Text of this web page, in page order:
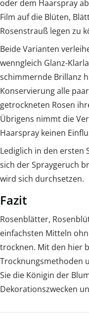
oder dem Haarspray
Film auf die Blüten,
Rosenstrauß legen zu
Beide Varianten
wenngleich Glanz-
schimmernde Brillanz
Konservierung alle
getrockneten Rosen
Übrigens nimmt die
Haarspray keinen
Lediglich in den ersten
sich der Spraygeruch
wird sich durchsetzen.
Fazit
Rosenblätter,
einfachsten Mitteln
trocknen. Mit den hier
Trocknungsmethoden
Sie die Königin der
Dekorationszwecken